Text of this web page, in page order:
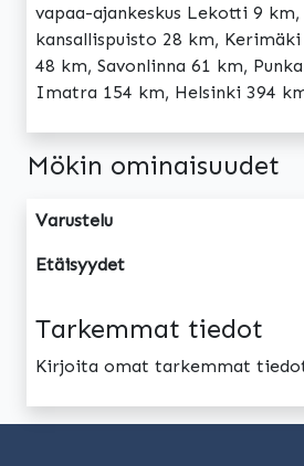
vapaa-ajankeskus Lekotti 9 km,
kansallispuisto 28 km,
48 km, Savonlinna 61 km,
Imatra 154 km, Helsinki 394
Mökin ominaisuudet
Varustelu
Etäisyydet
Tarkemmat tiedot
Kirjoita omat tarkemmat